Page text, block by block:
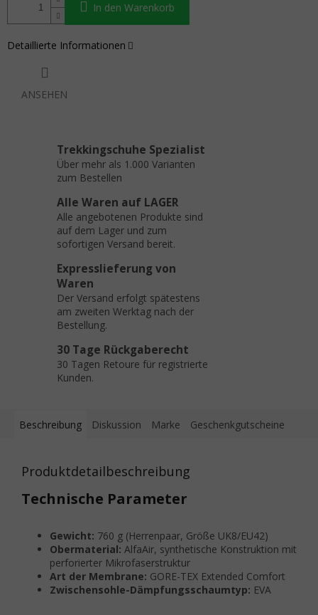
In den Warenkorb
Detaillierte Informationen
ANSEHEN
Trekkingschuhe Spezialist
Über mehr als 1.000 Varianten
zum Bestellen
Alle Waren auf LAGER
Alle angebotenen Produkte sind
auf dem Lager und zum
sofortigen Versand bereit.
Expresslieferung von
Waren
Der Versand erfolgt spätestens
am zweiten Werktag nach der
Bestellung.
30 Tage Rückgaberecht
30 Tagen Retoure für registrierte
Kunden.
Beschreibung Diskussion Marke Geschenkgutscheine
Produktdetailbeschreibung
Technische Parameter
Gewicht: 760 g (Herrenpaar, Größe UK8/EU42)
Obermaterial: AlfaAir, synthetische Konstruktion mit
perforierter Mikrofaserstruktur
Art der Membrane: GORE-TEX Extended Comfort
Zwischensohle-Dämpfungsschaumtyp: EVA